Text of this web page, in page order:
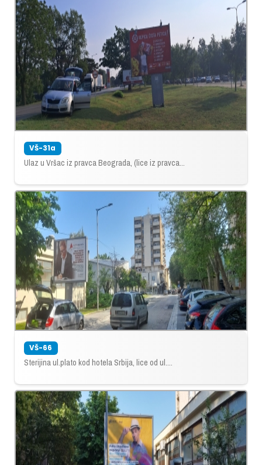
VŠ-31a
Ulaz u Vršac iz pravca Beograda, (lice iz pravca...
VŠ-66
Sterijina ul.plato kod hotela Srbija, lice od ul....